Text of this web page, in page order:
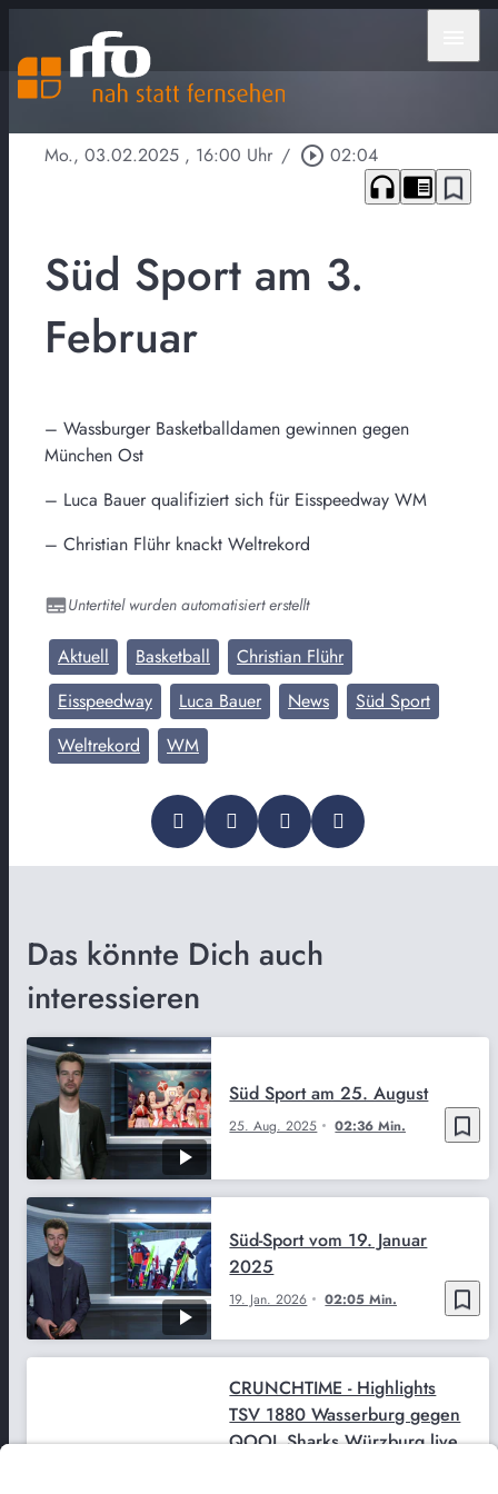
Mo., 03.02.2025 , 16:00 Uhr / play_circle_outline 02:04
headphones chrome_reader_mode bookmark_border
Süd Sport am 3.
Februar
– Wassburger Basketballdamen gewinnen gegen
München Ost
– Luca Bauer qualifiziert sich für Eisspeedway WM
– Christian Flühr knackt Weltrekord
Untertitel wurden automatisiert erstellt
Aktuell Basketball
Christian Flühr
Eisspeedway
Luca Bauer News
Süd Sport
Weltrekord
WM
Das könnte Dich auch
interessieren
bookmark_border
25. Aug. 2025 02:36 Min.
Süd Sport am 25. August
bookmark_border
19. Jan. 2026 02:05 Min.
Süd-Sport vom 19. Januar
2025
CRUNCHTIME - Highlights
TSV 1880 Wasserburg gegen
QOOL Sharks Würzburg live